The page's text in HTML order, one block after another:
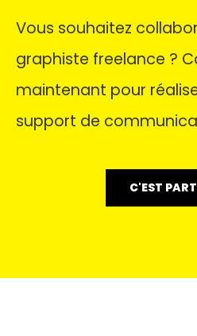
Vous souhaitez
graphiste freelance ?
maintenant pour
support de
C'EST